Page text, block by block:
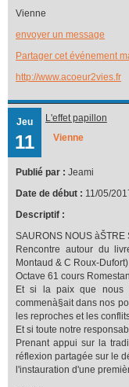
Vienne
envoyer un message
Partager cet événement
http://www.acoeur2vies.fr
Jeu
11
L'effet papillon
Vienne
Publié par : Jeami
Date de début : 11/05/
Descriptif :
SAURONS NOUS àŠTRE
Rencontre autour du
Montaud & C Roux-
Octave 61 cours
Et si la paix que nous
commenà§ait dans nos
les reproches et les conflits
Et si toute notre
Prenant appui sur la
réflexion partagée sur le
l'instauration d'une